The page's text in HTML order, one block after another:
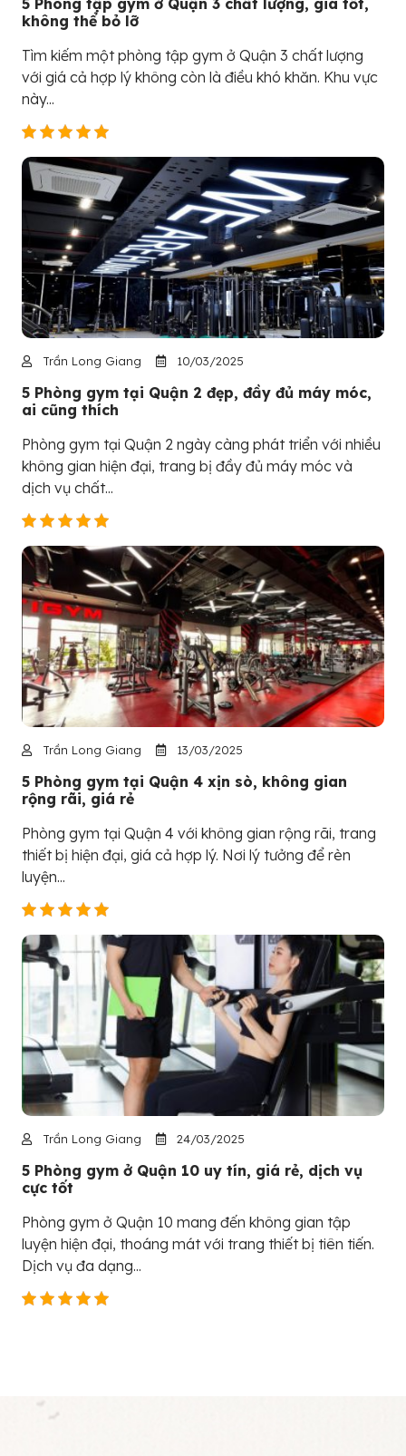
không thể bỏ lỡ
Tìm kiếm một phòng tập gym ở Quận 3 chất lượng
với giá cả hợp lý không còn là điều khó khăn. Khu vực
này...
Trần Long Giang 10/03/2025
5 Phòng gym tại Quận 2 đẹp, đầy đủ máy móc,
ai cũng thích
Phòng gym tại Quận 2 ngày càng phát triển với nhiều
không gian hiện đại, trang bị đầy đủ máy móc và
dịch vụ chất...
Trần Long Giang 13/03/2025
5 Phòng gym tại Quận 4 xịn sò, không gian
rộng rãi, giá rẻ
Phòng gym tại Quận 4 với không gian rộng rãi, trang
thiết bị hiện đại, giá cả hợp lý. Nơi lý tưởng để rèn
luyện...
Trần Long Giang 24/03/2025
5 Phòng gym ở Quận 10 uy tín, giá rẻ, dịch vụ
cực tốt
Phòng gym ở Quận 10 mang đến không gian tập
luyện hiện đại, thoáng mát với trang thiết bị tiên tiến.
Dịch vụ đa dạng...